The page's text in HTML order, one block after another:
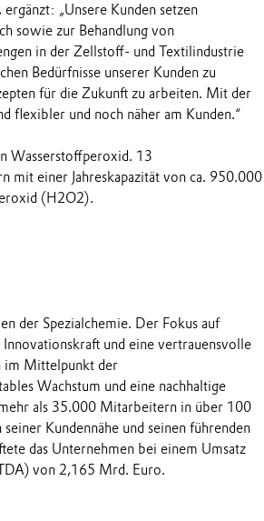
„Unsere Kunden setzen
sowie zur Behandlung von
in der Zellstoff- und Textilindustrie
Bedürfnisse unserer Kunden zu
für die Zukunft zu arbeiten. Mit der
flexibler und noch näher am Kunden.“
Wasserstoffperoxid. 13
mit einer Jahreskapazität von ca. 950.000
(H2O2).
der Spezialchemie. Der Fokus auf
und eine vertrauensvolle
im Mittelpunkt der
Wachstum und eine nachhaltige
als 35.000 Mitarbeitern in über 100
Kundennähe und seinen führenden
das Unternehmen bei einem Umsatz
von 2,165 Mrd. Euro.